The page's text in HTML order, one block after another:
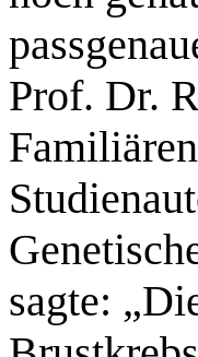
Prof. Dr.
sagte: